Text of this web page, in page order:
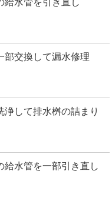
給水管を引き直し
部交換して漏水修理
して排水桝の詰まり
給水管を一部引き直し